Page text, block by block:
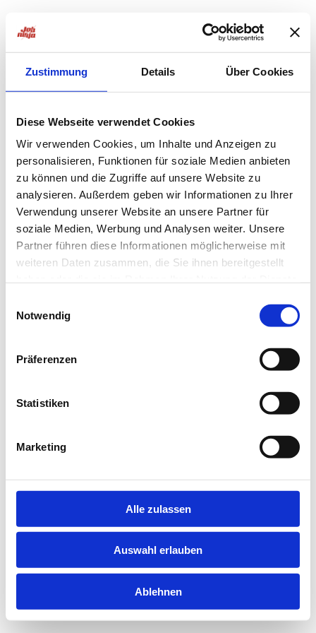
Zustimmung Details Über Cookies
Diese Webseite verwendet Cookies
Wir verwenden Cookies, um Inhalte und Anzeigen zu
personalisieren, Funktionen für soziale Medien anbieten
zu können und die Zugriffe auf unsere Website zu
analysieren. Außerdem geben wir Informationen zu Ihrer
Verwendung unserer Website an unsere Partner für
soziale Medien, Werbung und Analysen weiter. Unsere
Partner führen diese Informationen möglicherweise mit
weiteren Daten zusammen, die Sie ihnen bereitgestellt
Notwendig
Präferenzen
Statistiken
Marketing
Alle zulassen
Auswahl erlauben
Ablehnen
loadingjobninja.com
for more